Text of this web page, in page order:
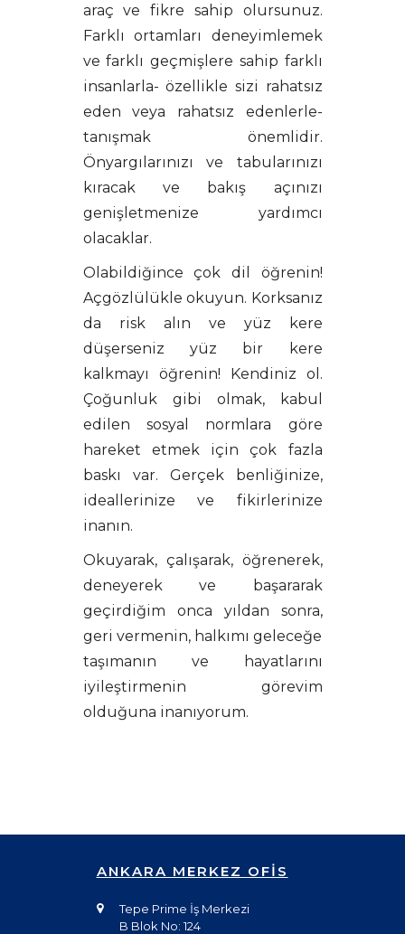
araç ve fikre sahip olursunuz.
Farklı ortamları deneyimlemek
ve farklı geçmişlere sahip farklı
insanlarla- özellikle sizi rahatsız
eden veya rahatsız edenlerle-
tanışmak önemlidir.
Önyargılarınızı ve tabularınızı
kıracak ve bakış açınızı
genişletmenize yardımcı
olacaklar.
Olabildiğince çok dil öğrenin!
Açgözlülükle okuyun. Korksanız
da risk alın ve yüz kere
düşerseniz yüz bir kere
kalkmayı öğrenin! Kendiniz ol.
Çoğunluk gibi olmak, kabul
edilen sosyal normlara göre
hareket etmek için çok fazla
baskı var. Gerçek benliğinize,
ideallerinize ve fikirlerinize
inanın.
Okuyarak, çalışarak, öğrenerek,
deneyerek ve başararak
geçirdiğim onca yıldan sonra,
geri vermenin, halkımı geleceğe
taşımanın ve hayatlarını
iyileştirmenin görevim
olduğuna inanıyorum.
ANKARA MERKEZ OFİS
Tepe Prime İş Merkezi
B Blok No: 124